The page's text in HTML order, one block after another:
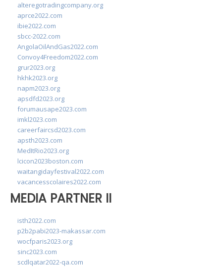
alteregotradingcompany.org
aprce2022.com
ibie2022.com
sbcc-2022.com
AngolaOilAndGas2022.com
Convoy4Freedom2022.com
grur2023.org
hkhk2023.org
napm2023.org
apsdfd2023.org
forumausape2023.com
imkl2023.com
careerfaircsd2023.com
apsth2023.com
MedItRio2023.org
lcicon2023boston.com
waitangidayfestival2022.com
vacancesscolaires2022.com
MEDIA PARTNER II
isth2022.com
p2b2pabi2023-makassar.com
wocfparis2023.org
sinc2023.com
scdlqatar2022-qa.com